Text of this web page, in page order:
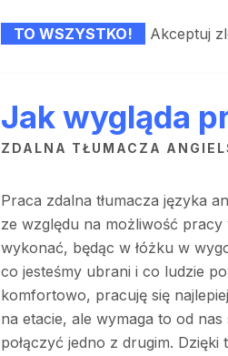
TO WSZYSTKO! Akceptuj
Jak wygląda
ZDALNA TŁUMACZA
Praca zdalna tłumacza języka
ze względu na możliwość pracy
wykonać, będąc w łóżku w
co jesteśmy ubrani i co ludzie
komfortowo, pracuję się
na etacie, ale wymaga to od
połączyć jedno z drugim.